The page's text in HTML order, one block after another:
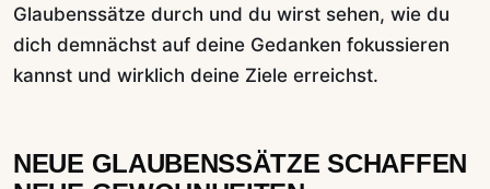
Glaubenssätze durch und du wirst sehen, wie du
dich demnächst auf deine Gedanken fokussieren
kannst und wirklich deine Ziele erreichst.
NEUE GLAUBENSSÄTZE SCHAFFEN